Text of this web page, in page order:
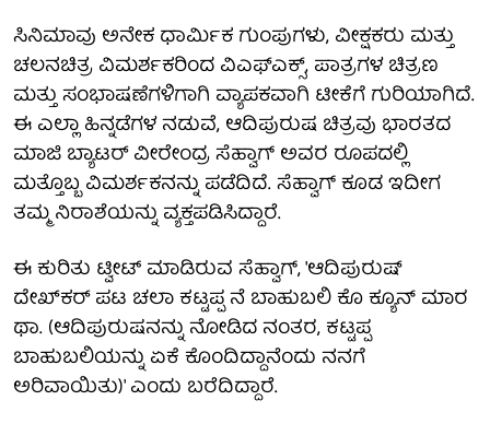
ಸಿನಿಮಾವು ಅನೇಕ ಧಾರ್ಮಿಕ ಗುಂಪುಗಳು, ವೀಕ್ಷಕರು ಮತ್ತು
ಚಲನಚಿತ್ರ ವಿಮರ್ಶಕರಿಂದ ವಿಎಫ್ಎಕ್ಸ್, ಪಾತ್ರಗಳ ಚಿತ್ರಣ
ಮತ್ತು ಸಂಭಾಷಣೆಗಳಿಗಾಗಿ ವ್ಯಾಪಕವಾಗಿ ಟೀಕೆಗೆ ಗುರಿಯಾಗಿದೆ.
ಈ ಎಲ್ಲಾ ಹಿನ್ನಡೆಗಳ ನಡುವೆ, ಆದಿಪುರುಷ ಚಿತ್ರವು ಭಾರತದ
ಮಾಜಿ ಬ್ಯಾಟರ್ ವೀರೇಂದ್ರ ಸೆಹ್ವಾಗ್ ಅವರ ರೂಪದಲ್ಲಿ
ಮತ್ತೊಬ್ಬ ವಿಮರ್ಶಕನನ್ನು ಪಡೆದಿದೆ. ಸೆಹ್ವಾಗ್ ಕೂಡ ಇದೀಗ
ತಮ್ಮ ನಿರಾಶೆಯನ್ನು ವ್ಯಕ್ತಪಡಿಸಿದ್ದಾರೆ.
ಈ ಕುರಿತು ಟ್ವೀಟ್ ಮಾಡಿರುವ ಸೆಹ್ವಾಗ್, 'ಆದಿಪುರುಷ್
ದೇಖ್‌ಕರ್ ಪಟ ಚಲಾ ಕಟ್ಟಪ್ಪ ನೆ ಬಾಹುಬಲಿ ಕೊ ಕ್ಯೂನ್ ಮಾರ
ಥಾ. (ಆದಿಪುರುಷನನ್ನು ನೋಡಿದ ನಂತರ, ಕಟ್ಟಪ್ಪ
ಬಾಹುಬಲಿಯನ್ನು ಏಕೆ ಕೊಂದಿದ್ದಾನೆಂದು ನನಗೆ
ಅರಿವಾಯಿತು)' ಎಂದು ಬರೆದಿದ್ದಾರೆ.